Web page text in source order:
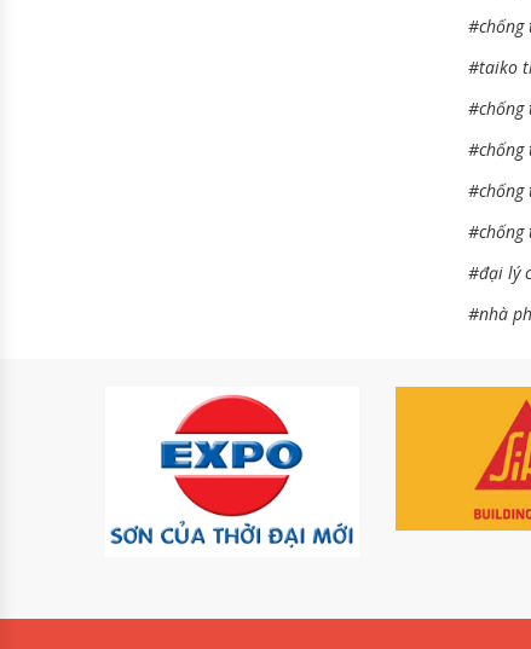
#chống
#taiko
#chống
#chống
#chống
#chống
#đại lý
#nhà